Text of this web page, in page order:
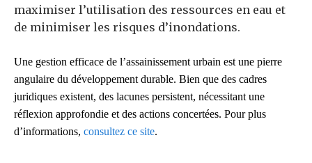
maximiser l’utilisation des ressources en eau et
de minimiser les risques d’inondations.
Une gestion efficace de l’assainissement urbain est une pierre
angulaire du développement durable. Bien que des cadres
juridiques existent, des lacunes persistent, nécessitant une
réflexion approfondie et des actions concertées. Pour plus
d’informations, consultez ce site.